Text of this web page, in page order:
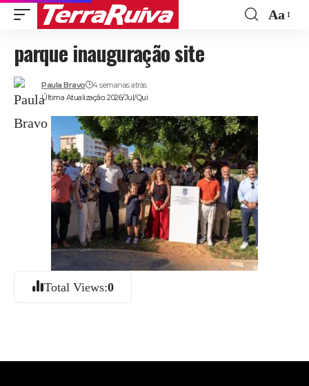
Aa
parque inauguração site
Última Atualização: 2026/Jul/Qui
Paula Bravo 4 semanas atrás
Total Views:0